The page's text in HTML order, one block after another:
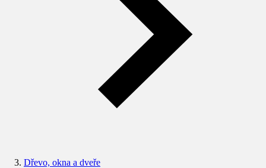
Dřevo, okna a dveře